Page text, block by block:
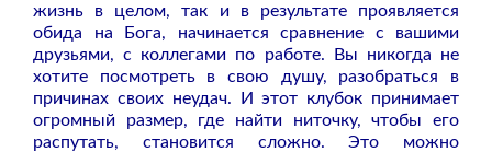
жизнь в целом, так и в результате проявляется
обида на Бога, начинается сравнение с вашими
друзьями, с коллегами по работе. Вы никогда не
хотите посмотреть в свою душу, разобраться в
причинах своих неудач. И этот клубок принимает
огромный размер, где найти ниточку, чтобы его
распутать, становится сложно. Это можно